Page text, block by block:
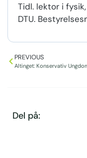
Tidl. lektor i
DTU.
PREVIOUS
Del på: